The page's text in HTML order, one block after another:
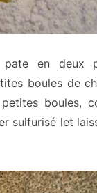
en deux
boules de
boules,
sulfurisé let